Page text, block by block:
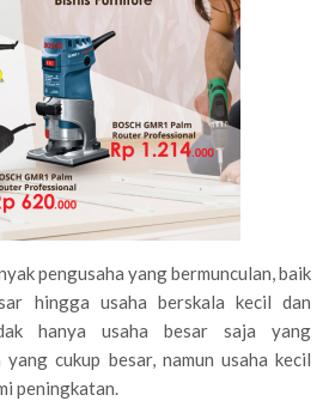
pengusaha yang bermunculan, baik
hingga usaha berskala kecil dan
hanya usaha besar saja yang
cukup besar, namun usaha kecil
peningkatan.